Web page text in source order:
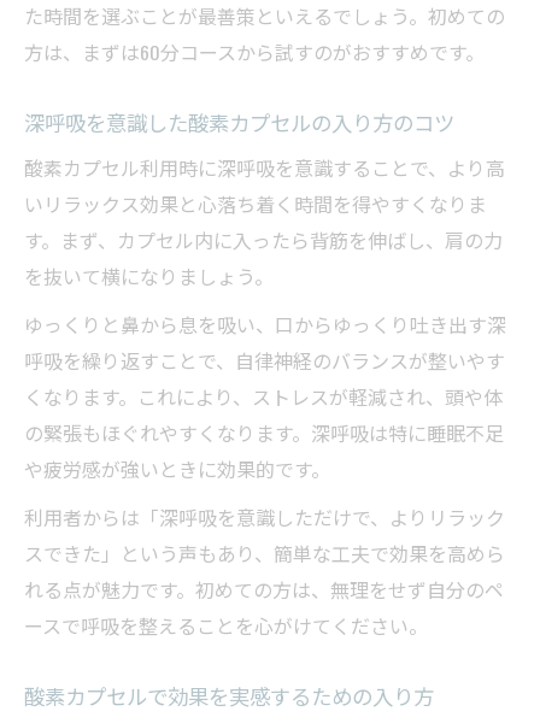
た時間を選ぶことが最善策といえるでしょう。初めての
方は、まずは60分コースから試すのがおすすめです。
深呼吸を意識した酸素カプセルの入り方のコツ
酸素カプセル利用時に深呼吸を意識することで、より高
いリラックス効果と心落ち着く時間を得やすくなりま
す。まず、カプセル内に入ったら背筋を伸ばし、肩の力
を抜いて横になりましょう。
ゆっくりと鼻から息を吸い、口からゆっくり吐き出す深
呼吸を繰り返すことで、自律神経のバランスが整いやす
くなります。これにより、ストレスが軽減され、頭や体
の緊張もほぐれやすくなります。深呼吸は特に睡眠不足
や疲労感が強いときに効果的です。
利用者からは「深呼吸を意識しただけで、よりリラック
スできた」という声もあり、簡単な工夫で効果を高めら
れる点が魅力です。初めての方は、無理をせず自分のペ
ースで呼吸を整えることを心がけてください。
酸素カプセルで効果を実感するための入り方